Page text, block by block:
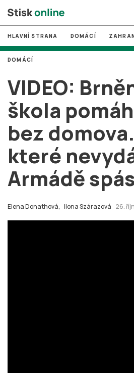
# MUNI
# Brno
# volby
login PŘIHLÁSIT SE
Zapomněli jste heslo?
HLAVNÍ STRANA DOMÁCÍ
VIDEO:
škola
bez
které
Armádě
Elena Donathová, Ilona Szárazová 26.
DOMÁCÍ